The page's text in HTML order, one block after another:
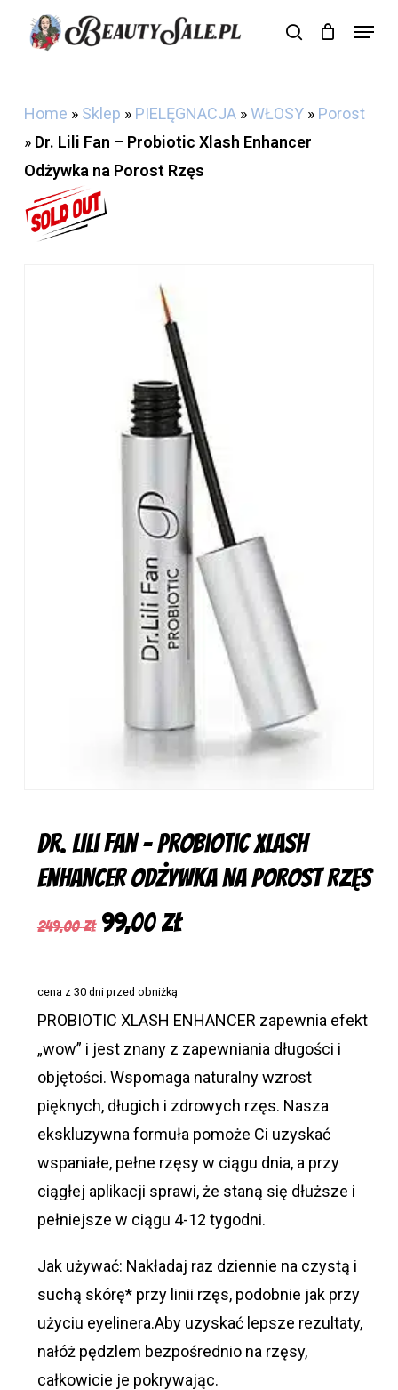
search
Menu
Cart Close
Home » Sklep » PIELĘGNACJA»WŁOSY» Porost
» Dr. Lili Fan – Probiotic Xlash Enhancer
Odżywka na Porost Rzęs
Dr. Lili Fan – Probiotic Xlash
Enhancer Odżywka na Porost Rzęs
249,00zł Pierwotna
249,00 zł.
99,00złAktualna
99,00 zł.
cena z 30 dni przed obniżką
PROBIOTIC XLASH ENHANCER zapewnia efekt
„wow” i jest znany z zapewniania długości i
objętości. Wspomaga naturalny wzrost
pięknych, długich i zdrowych rzęs. Nasza
ekskluzywna formuła pomoże Ci uzyskać
wspaniałe, pełne rzęsy w ciągu dnia, a przy
ciągłej aplikacji sprawi, że staną się dłuższe i
pełniejsze w ciągu 4-12 tygodni.
Jak używać: Nakładaj raz dziennie na czystą i
suchą skórę* przy linii rzęs, podobnie jak przy
użyciu eyelinera.Aby uzyskać lepsze rezultaty,
nałóż pędzlem bezpośrednio na rzęsy,
całkowicie je pokrywając.